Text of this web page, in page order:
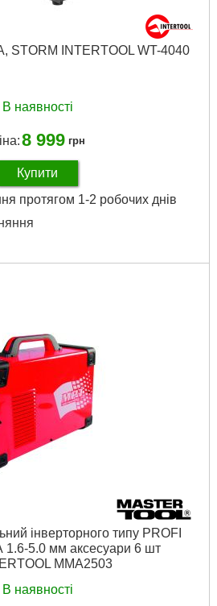
STORM INTERTOOL WT-4040
В наявності
8 999 грн
Купити
протягом 1-2 робочих днів
мм
до 7,8 кВт
А
Докладніше...
інверторного типу PROFI
1.6-5.0 мм аксесуари 6 шт
MMA2503
В наявності